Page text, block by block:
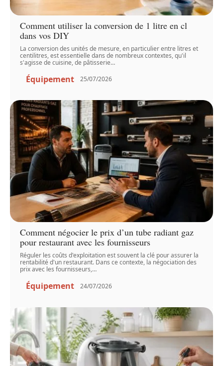
Comment utiliser la conversion de 1 litre en cl
dans vos DIY
La conversion des unités de mesure, en particulier entre litres et
centilitres, est essentielle dans de nombreux contextes, qu'il
s'agisse de cuisine, de pâtisserie…
Équipement 25/07/2026
Comment négocier le prix d’un tube radiant gaz
pour restaurant avec les fournisseurs
Réguler les coûts d'exploitation est souvent la clé pour assurer la
rentabilité d'un restaurant. Dans ce contexte, la négociation des
prix avec les fournisseurs,…
Équipement 24/07/2026